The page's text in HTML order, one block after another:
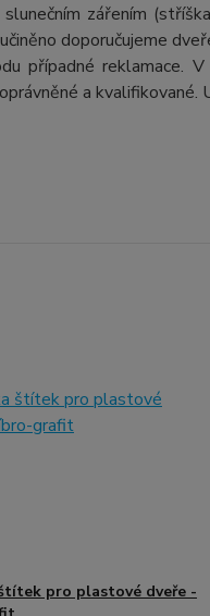
zářením
doporučujeme
případné reklamace.
a
pro plastové dveře -